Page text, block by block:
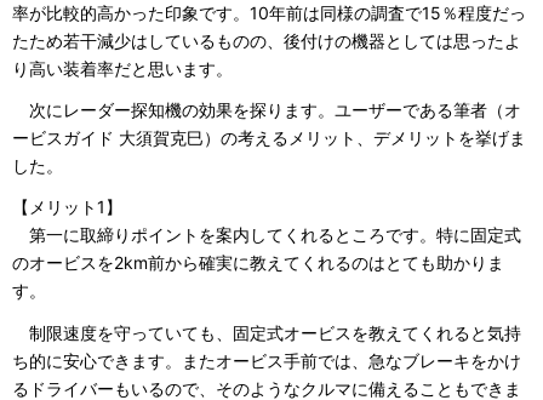
率が比較的高かった印象です。10年前は同様の調査で15％程度だっ
たため若干減少はしているものの、後付けの機器としては思ったよ
り高い装着率だと思います。
次にレーダー探知機の効果を探ります。ユーザーである筆者（オ
ービスガイド 大須賀克巳）の考えるメリット、デメリットを挙げま
した。
【メリット1】
第一に取締りポイントを案内してくれるところです。特に固定式
のオービスを2km前から確実に教えてくれるのはとても助かりま
す。
制限速度を守っていても、固定式オービスを教えてくれると気持
ち的に安心できます。またオービス手前では、急なブレーキをかけ
るドライバーもいるので、そのようなクルマに備えることもできま